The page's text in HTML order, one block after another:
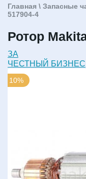
Главная \ Запасные
517904-4
Ротор
ЗА
ЧЕСТНЫЙ БИЗНЕС
10%